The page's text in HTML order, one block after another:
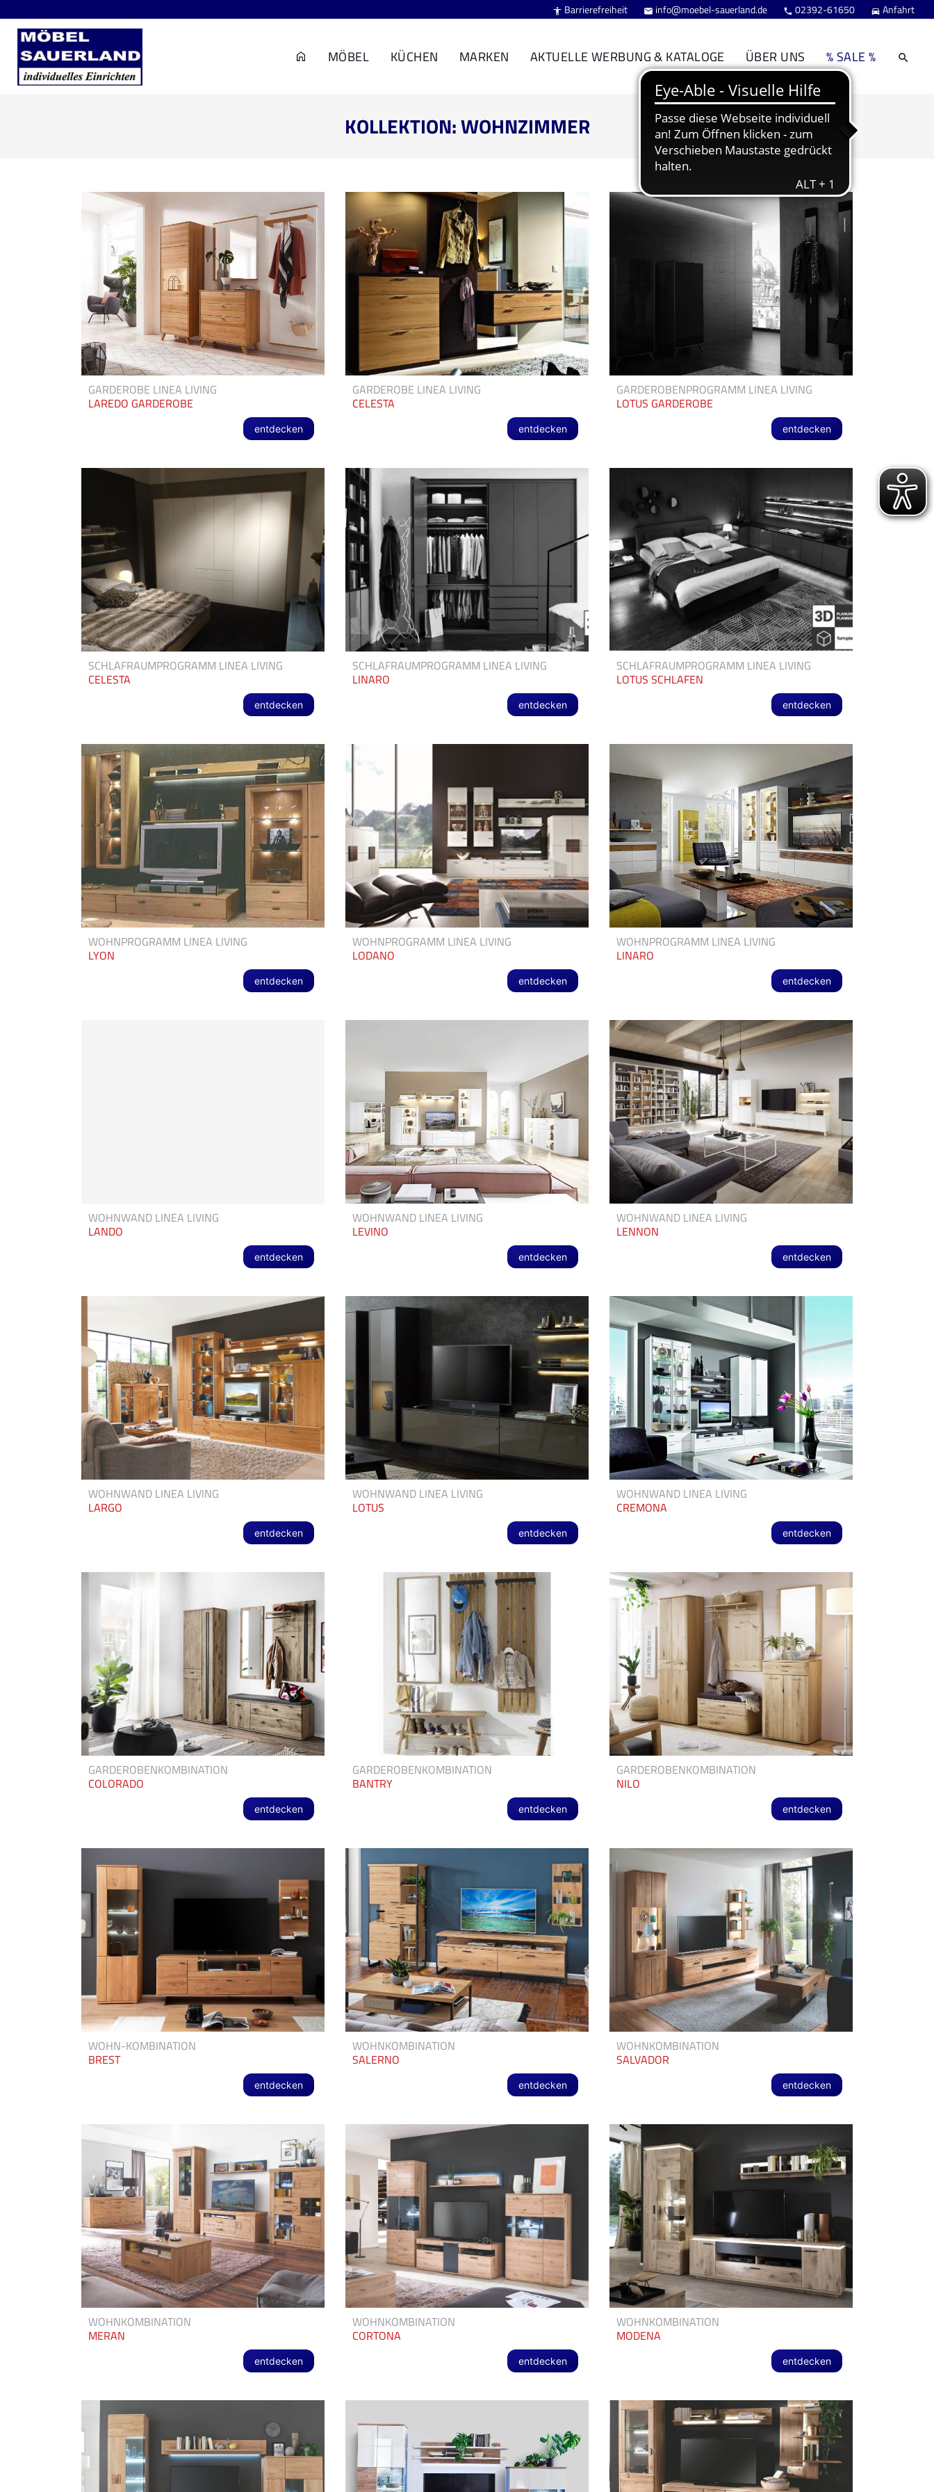
 Barrierefreiheit  info@moebel-sauerland.de  02392-61650  Anfahrt
MÖBEL KÜCHEN MARKEN AKTUELLE WERBUNG & KATALOGE ÜBER UNS % SALE %
KOLLEKTION: WOHNZIMMER
GARDEROBE LINEA LIVING
LAREDO GARDEROBE
entdecken
GARDEROBE LINEA LIVING
CELESTA
entdecken
GARDEROBENPROGRAMM LINEA LIVING
LOTUS GARDEROBE
entdecken
SCHLAFRAUMPROGRAMM LINEA LIVING
CELESTA
entdecken
SCHLAFRAUMPROGRAMM LINEA LIVING
LINARO
entdecken
SCHLAFRAUMPROGRAMM LINEA LIVING
LOTUS SCHLAFEN
entdecken
WOHNPROGRAMM LINEA LIVING
LYON
entdecken
WOHNPROGRAMM LINEA LIVING
LODANO
entdecken
WOHNPROGRAMM LINEA LIVING
LINARO
entdecken
WOHNWAND LINEA LIVING
LANDO
entdecken
WOHNWAND LINEA LIVING
LEVINO
entdecken
WOHNWAND LINEA LIVING
LENNON
entdecken
WOHNWAND LINEA LIVING
LARGO
entdecken
WOHNWAND LINEA LIVING
LOTUS
entdecken
WOHNWAND LINEA LIVING
CREMONA
entdecken
GARDEROBENKOMBINATION
COLORADO
entdecken
GARDEROBENKOMBINATION
BANTRY
entdecken
GARDEROBENKOMBINATION
NILO
entdecken
WOHN-KOMBINATION
BREST
entdecken
WOHNKOMBINATION
SALERNO
entdecken
WOHNKOMBINATION
SALVADOR
entdecken
WOHNKOMBINATION
MERAN
entdecken
WOHNKOMBINATION
CORTONA
entdecken
WOHNKOMBINATION
MODENA
entdecken